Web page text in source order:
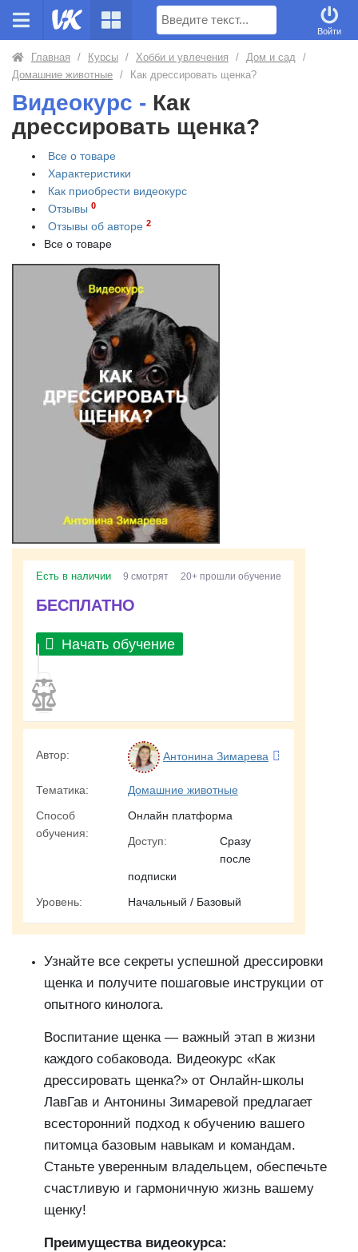
Поиск
Войти
Главная / Курсы / Хобби и увлечения / Дом и сад /
Домашние животные / Как дрессировать щенка?
Видеокурс - Как
дрессировать щенка?
Все о товаре
Характеристики
Как приобрести видеокурс
Отзывы 0
Отзывы об авторе 2
Все о товаре
Есть в наличии 9 смотрят 20+ прошли обучение
БЕСПЛАТНО
Начать обучение
Автор: Антонина Зимарева
Тематика:
Домашние животные
Способ
обучения:
Онлайн платформа
Доступ:
Сразу
после
подписки
Уровень:
Начальный / Базовый
Узнайте все секреты успешной дрессировки
щенка и получите пошаговые инструкции от
опытного кинолога.
Воспитание щенка — важный этап в жизни
каждого собаковода. Видеокурс «Как
дрессировать щенка?» от Онлайн-школы
ЛавГав и Антонины Зимаревой предлагает
всесторонний подход к обучению вашего
питомца базовым навыкам и командам.
Станьте уверенным владельцем, обеспечьте
счастливую и гармоничную жизнь вашему
щенку!
Преимущества видеокурса: